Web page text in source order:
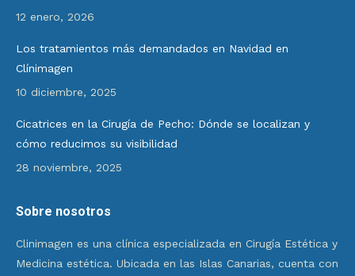
12 enero, 2026
Los tratamientos más demandados en Navidad en
Clínimagen
10 diciembre, 2025
Cicatrices en la Cirugía de Pecho: Dónde se localizan y
cómo reducimos su visibilidad
28 noviembre, 2025
Sobre nosotros
Clinimagen es una clínica especializada en Cirugía Estética y
Medicina estética. Ubicada en las Islas Canarias, cuenta con